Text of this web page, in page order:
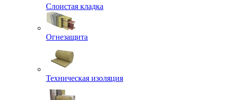
Слоистая кладка
Огнезащита
Техническая изоляция